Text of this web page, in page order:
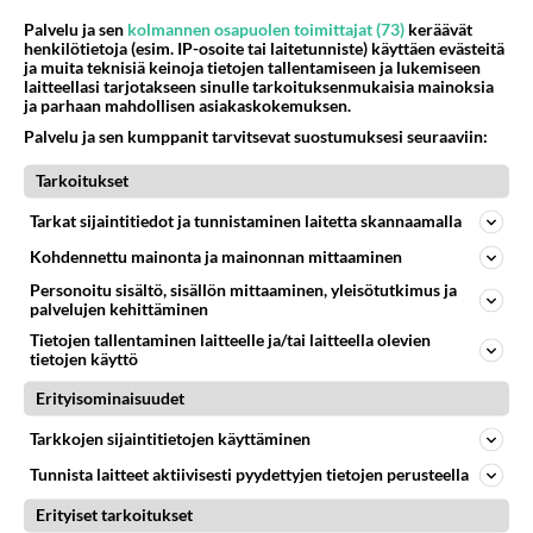
ole lihasta.
Äänestä Kommentoi
Anonyymi00011
2026-07-08 19:57:43
Äänestä Kommentoi
Anonyymi00010
2026-07-08 19:42:46
Mars psykiatrille aloittaja. Lääkeannos tuplattava!
Äänestä Kommentoi
Kommentoi aloitusta...
Palvelu ja sen kolmannen osapuolen toimittajat (73) keräävät
henkilötietoja (esim. IP-osoite tai laitetunniste) käyttäen evästeitä
ja muita teknisiä keinoja tietojen tallentamiseen ja lukemiseen
laitteellasi tarjotakseen sinulle tarkoituksenmukaisia mainoksia
ja parhaan mahdollisen asiakaskokemuksen.
Palvelu ja sen kumppanit tarvitsevat suostumuksesi seuraaviin:
Tarkoitukset
Tarkat sijaintitiedot ja tunnistaminen laitetta skannaamalla
Kohdennettu mainonta ja mainonnan mittaaminen
Personoitu sisältö, sisällön mittaaminen, yleisötutkimus ja
palvelujen kehittäminen
Tietojen tallentaminen laitteelle ja/tai laitteella olevien
tietojen käyttö
Erityisominaisuudet
Tarkkojen sijaintitietojen käyttäminen
Tunnista laitteet aktiivisesti pyydettyjen tietojen perusteella
Erityiset tarkoitukset